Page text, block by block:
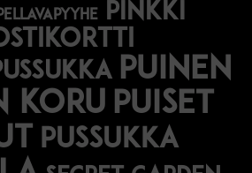
pinkki
puinen
koru puiset
pussukka